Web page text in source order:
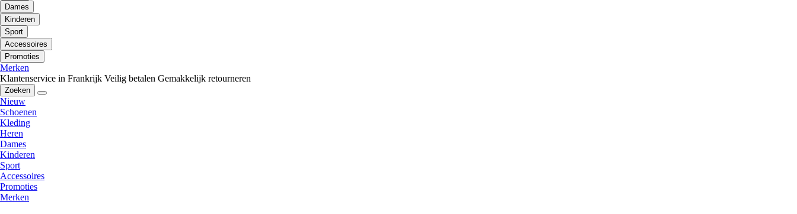
Dames
Kinderen
Sport
Accessoires
Promoties
Merken
Klantenservice in Frankrijk Veilig betalen Gemakkelijk retourneren
Zoeken
Nieuw
Schoenen
Kleding
Heren
Dames
Kinderen
Sport
Accessoires
Promoties
Merken